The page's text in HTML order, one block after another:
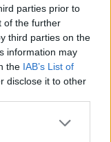
parties prior to
of the further
third parties on the
information may
the IAB’s List of
disclose it to other
30 juin 2016 à